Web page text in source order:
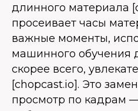
длинного материала
просеивает часы
важные моменты,
машинного обучения
скорее всего,
[chopcast.io]. Это
просмотр по кадрам —